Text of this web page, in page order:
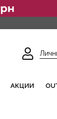
АКЦИИ